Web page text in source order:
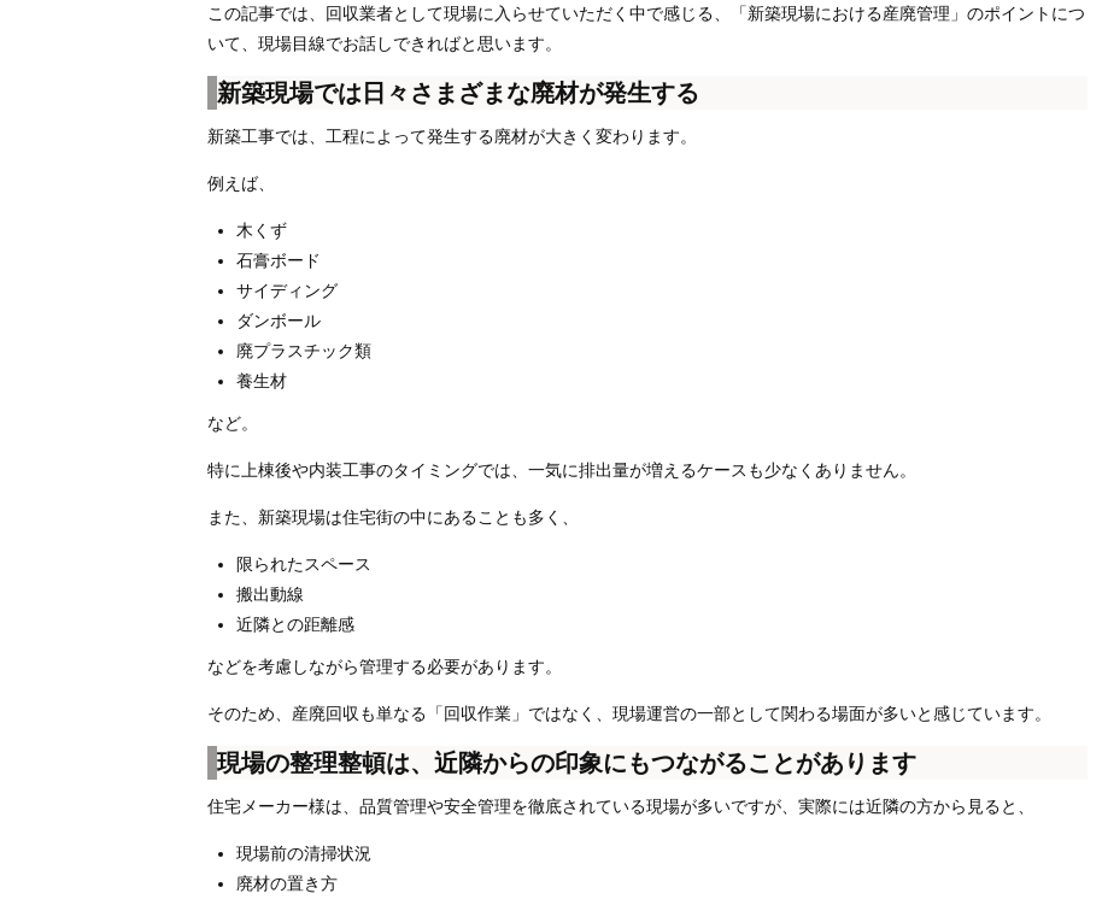
この記事では、回収業者として現場に入らせていただく中で感じる、「新築現場における産廃管理」のポイントにつ
いて、現場目線でお話しできればと思います。
新築現場では日々さまざまな廃材が発生する
新築工事では、工程によって発生する廃材が大きく変わります。
例えば、
木くず
石膏ボード
サイディング
ダンボール
廃プラスチック類
養生材
など。
特に上棟後や内装工事のタイミングでは、一気に排出量が増えるケースも少なくありません。
また、新築現場は住宅街の中にあることも多く、
限られたスペース
搬出動線
近隣との距離感
などを考慮しながら管理する必要があります。
そのため、産廃回収も単なる「回収作業」ではなく、現場運営の一部として関わる場面が多いと感じています。
現場の整理整頓は、近隣からの印象にもつながることがあります
住宅メーカー様は、品質管理や安全管理を徹底されている現場が多いですが、実際には近隣の方から見ると、
現場前の清掃状況
廃材の置き方